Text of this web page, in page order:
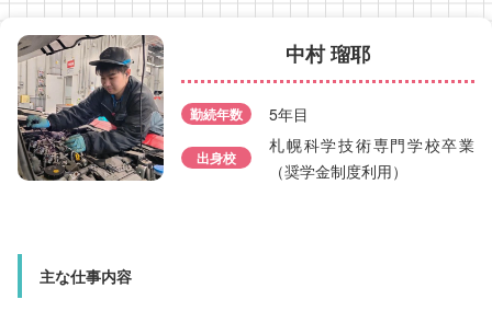
中村 瑠耶
勤続年数 5年目
出身校
札幌科学技術専門学校卒業
（奨学金制度利用）
主な仕事内容
市川 浩樹
勤続年数 10年目
出身校 札幌あすかぜ高等学校
主な仕事内容